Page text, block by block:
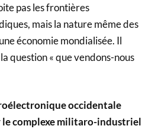
pas les frontières
mais la nature même des
économie mondialisée. Il
question « que vendons-nous
occidentale
le complexe militaro-industriel